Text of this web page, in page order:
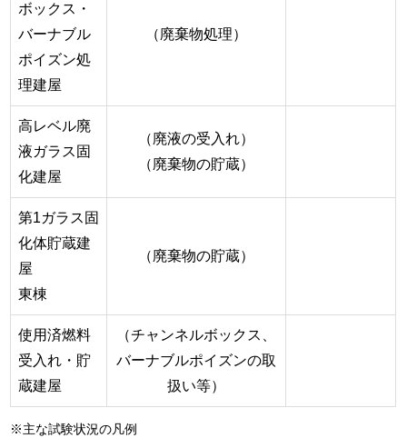
ボックス・
バーナブル
ポイズン処
理建屋
（廃棄物処理）
高レベル廃
液ガラス固
化建屋
（廃液の受入れ）
（廃棄物の貯蔵）
第1ガラス固
化体貯蔵建
屋
東棟
（廃棄物の貯蔵）
使用済燃料
受入れ・貯
蔵建屋
（チャンネルボックス、
バーナブルポイズンの取
扱い等）
※主な試験状況の凡例